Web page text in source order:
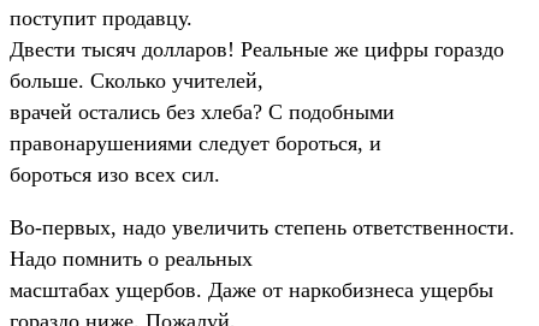
поступит продавцу.
Двести тысяч долларов! Реальные же цифры гораздо
больше. Сколько учителей,
врачей остались без хлеба? С подобными
правонарушениями следует бороться, и
бороться изо всех сил.
Во-первых, надо увеличить степень ответственности.
Hадо помнить о реальных
масштабах ущербов. Даже от наркобизнеса ущербы
гораздо ниже. Пожалуй,